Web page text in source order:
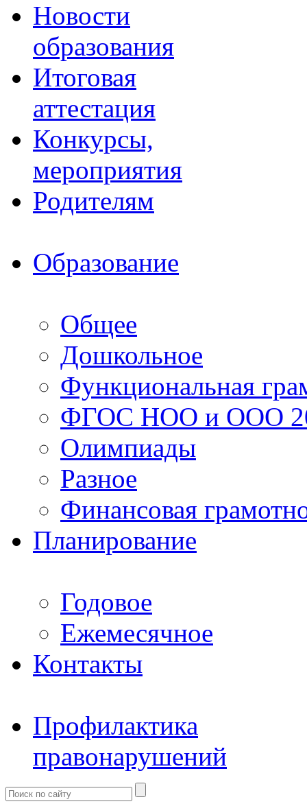
Новости
образования
Итоговая
аттестация
Конкурсы,
мероприятия
Родителям
Образование
Общее
Дошкольное
Функциональная
ФГОС НОО и ООО
Олимпиады
Разное
Финансовая
Планирование
Годовое
Ежемесячное
Контакты
Профилактика
правонарушений